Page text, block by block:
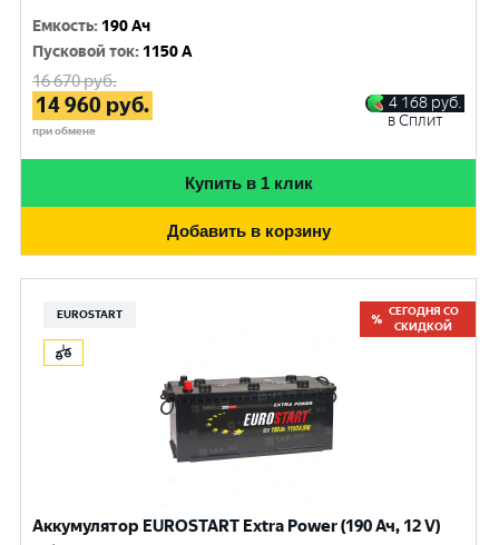
Емкость: 190 Ач
Пусковой ток: 1150 A
16 670руб.
14 960 руб.
при обмене
4 168 руб.
в Сплит
Купить в 1 клик
Добавить в корзину
EUROSTART
СЕГОДНЯ СО
СКИДКОЙ
Аккумулятор EUROSTART Extra Power (190 Ач, 12 V)